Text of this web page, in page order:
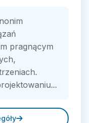
pragnącym